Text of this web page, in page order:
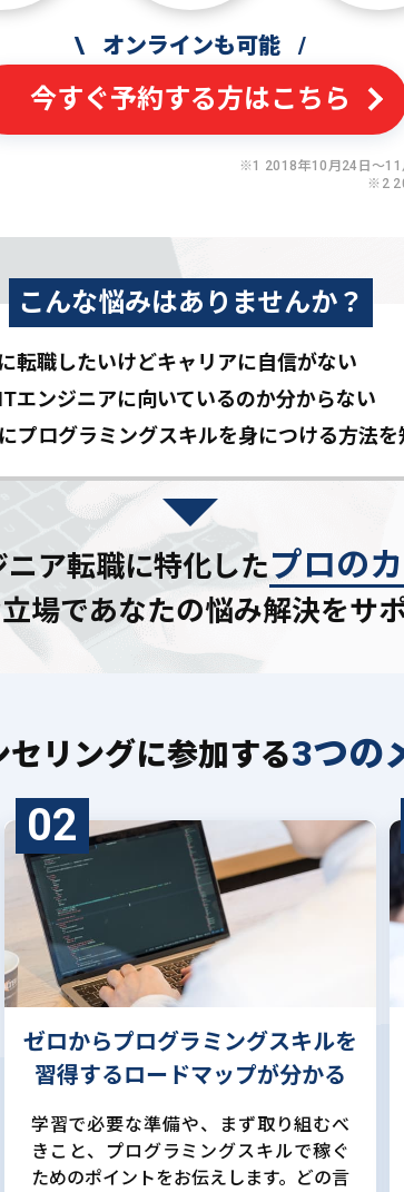
\ オンラインも可能 /
今すぐ予約する方はこちら
※1 2018年10月24日〜11
※2
こんな悩みはありませんか？
転職したいけどキャリアに自信がない
エンジニアに向いているのか分からない
プログラミングスキルを身につける方法を
ア転職に特化したプロの
場であなたの悩み解決をサ
リングに参加する3つの
02
ゼロからプログラミングスキルを
習得するロードマップが分かる
学習で必要な準備や、まず取り組むべ
きこと、プログラミングスキルで稼ぐ
ためのポイントをお伝えします。どの言